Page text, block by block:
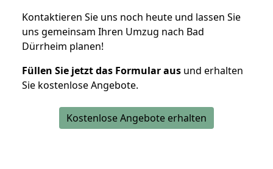
Kontaktieren Sie uns noch heute und lassen Sie
uns gemeinsam Ihren Umzug nach Bad
Dürrheim planen!
Füllen Sie jetzt das Formular aus und erhalten
Sie kostenlose Angebote.
Kostenlose Angebote erhalten